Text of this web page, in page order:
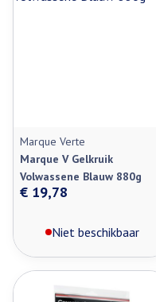
Marque Verte
Marque V Gelkruik
Volwassene Blauw 880g
€ 19,78
Niet beschikbaar